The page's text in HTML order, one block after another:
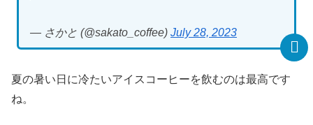
— さかと (@sakato_coffee) July 28, 2023
夏の暑い日に冷たいアイスコーヒーを飲むのは最高です
ね。